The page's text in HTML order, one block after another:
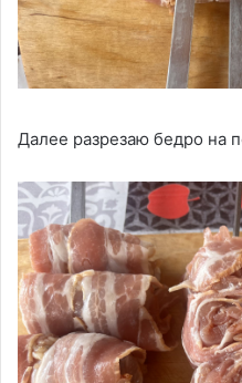
Далее разрезаю бедро на